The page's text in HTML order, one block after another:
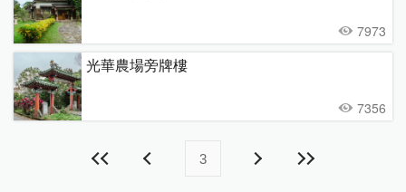
7973
光華農場旁牌樓
7356
3